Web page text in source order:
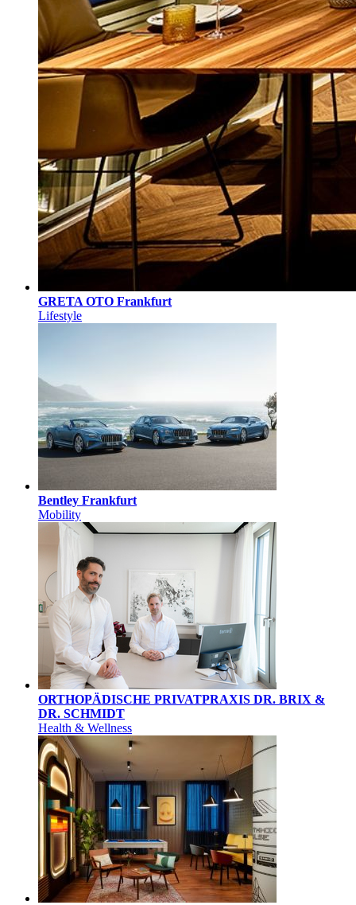
GRETA OTO Frankfurt
Lifestyle
Bentley Frankfurt
Mobility
ORTHOPÄDISCHE PRIVATPRAXIS DR. BRIX &
DR. SCHMIDT
Health & Wellness